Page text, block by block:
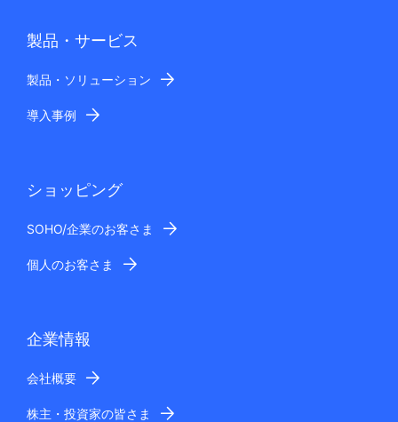
製品・サービス
製品・ソリューション
導入事例
ショッピング
SOHO/企業のお客さま
個人のお客さま
企業情報
会社概要
株主・投資家の皆さま